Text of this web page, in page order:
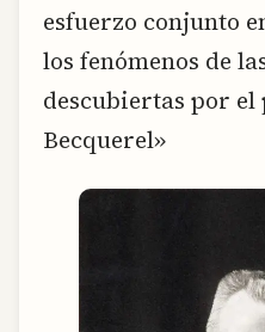
esfuerzo conjunto
los fenómenos de
descubiertas por
Becquerel»